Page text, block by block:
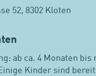
52, 8302 Kloten
ab ca. 4 Monaten bis
Kinder sind